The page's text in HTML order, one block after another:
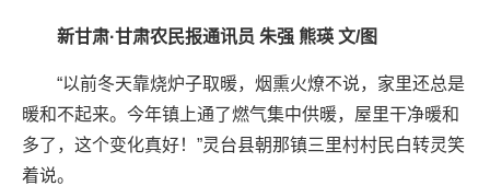
新甘肃·甘肃农民报通讯员 朱强 熊瑛 文/图
“以前冬天靠烧炉子取暖，烟熏火燎不说，家里还总是
暖和不起来。今年镇上通了燃气集中供暖，屋里干净暖和
多了，这个变化真好！”灵台县朝那镇三里村村民白转灵笑
着说。